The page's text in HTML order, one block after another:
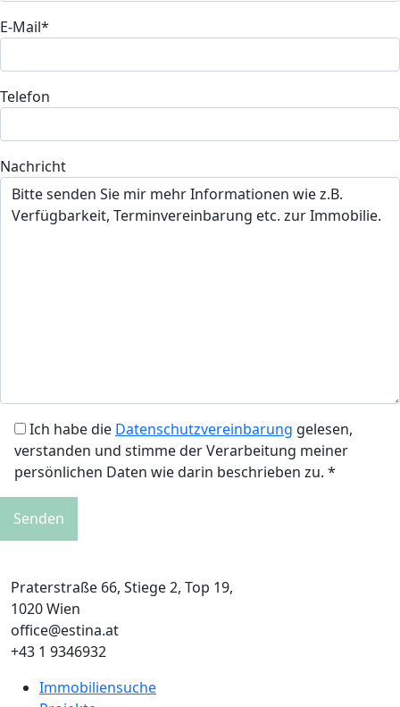
E-Mail*
Telefon
Nachricht
Ich habe die Datenschutzvereinbarung gelesen,
verstanden und stimme der Verarbeitung meiner
persönlichen Daten wie darin beschrieben zu. *
Praterstraße 66, Stiege 2, Top 19,
1020 Wien
office@estina.at
+43 1 9346932
Immobiliensuche